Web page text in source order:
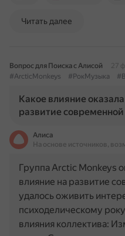
Читать далее
Вопрос для Поиска с Алисой
27
#ArcticMonkeys
#РокМузыка
Какое влияние
развитие
Алиса
На основе источников,
Группа Arctic Monkeys
влияние на развитие
удалось оживить
психоделическому
влияния коллектива: